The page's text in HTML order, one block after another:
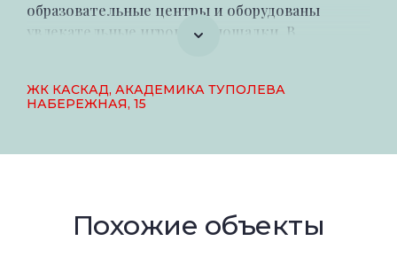
образовательные центры и оборудованы
увлекательные игровые площадки. В
профессиональная охрана, ведется
мощеным дорожкам, отдохнуть на скамейках и
Купить квартиру в ЖК Каскад на Академика
ЖК КАСКАД, АКАДЕМИКА ТУПОЛЕВА
НАБЕРЕЖНАЯ, 15
Похожие объекты